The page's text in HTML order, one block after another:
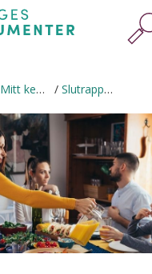
Mitt kemikaliesmarta hem Slutrapport av projektet